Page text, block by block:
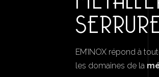
EM’INOX répond à
les domaines de la